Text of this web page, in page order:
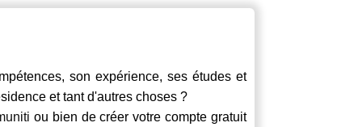
son expérience, ses études et
et tant d'autres choses ?
ou bien de créer votre compte gratuit